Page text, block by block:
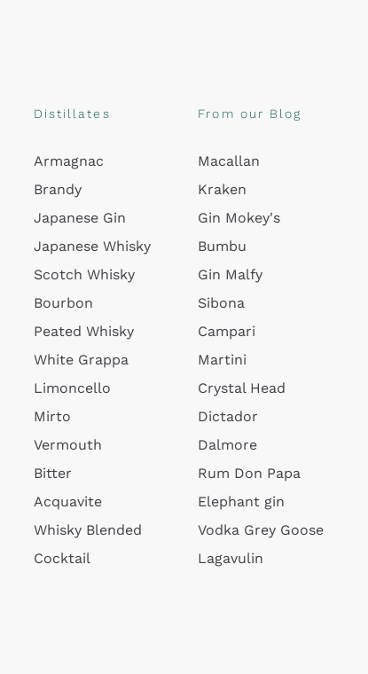
Distillates
Armagnac
Brandy
Japanese Gin
Japanese Whisky
Scotch Whisky
Bourbon
Peated Whisky
White Grappa
Limoncello
Mirto
Vermouth
Bitter
Acquavite
Whisky Blended
Cocktail
From our Blog
Macallan
Kraken
Gin Mokey's
Bumbu
Gin Malfy
Sibona
Campari
Martini
Crystal Head
Dictador
Dalmore
Rum Don Papa
Elephant gin
Vodka Grey Goose
Lagavulin